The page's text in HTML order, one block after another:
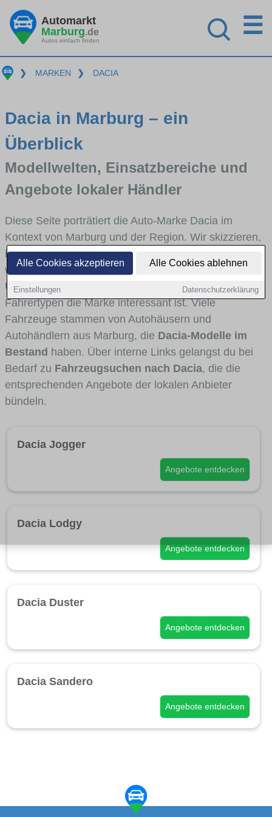
Alle Cookies akzeptieren Alle Cookies ablehnen
Einstellungen Datenschutzerklärung
Automarkt
Marburg.de
Autos einfach finden
☰
❯ MARKEN ❯ DACIA
Dacia in Marburg – ein
Überblick
Modellwelten, Einsatzbereiche und
Angebote lokaler Händler
Diese Seite porträtiert die Auto-Marke Dacia im
Kontext von Marburg und der Region. Wir skizzieren,
in welchen Fahrzeugklassen Dacia stark vertreten ist,
welche Modellreihen häufig im Stadt- und
Umlandverkehr zu sehen sind und für welche
Fahrertypen die Marke interessant ist. Viele
Fahrzeuge stammen von Autohäusern und
Autohändlern aus Marburg, die Dacia-Modelle im
Bestand haben. Über interne Links gelangst du bei
Bedarf zu Fahrzeugsuchen nach Dacia, die die
entsprechenden Angebote der lokalen Anbieter
bündeln.
Dacia Jogger
Angebote entdecken
Dacia Lodgy
Angebote entdecken
Dacia Duster
Angebote entdecken
Dacia Sandero
Angebote entdecken